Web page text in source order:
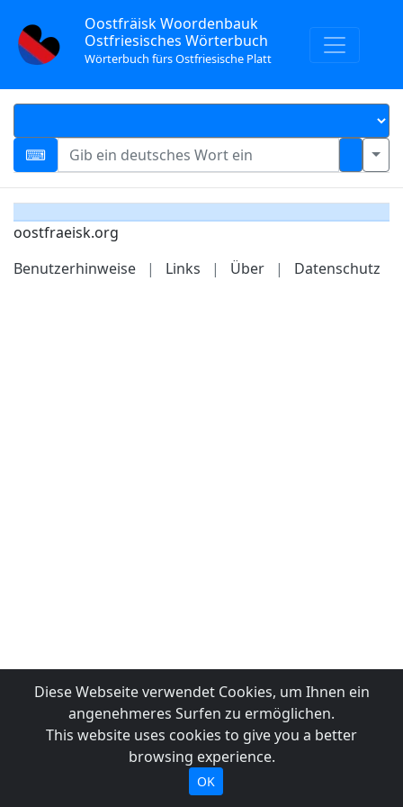
Oostfräisk Woordenbauk
Ostfriesisches Wörterbuch
Wörterbuch fürs Ostfriesische Platt
oostfraeisk.org
Benutzerhinweise
| Links | Über | Datenschutz
Diese Webseite verwendet Cookies, um Ihnen ein
angenehmeres Surfen zu ermöglichen.
This website uses cookies to give you a better
browsing experience.
OK